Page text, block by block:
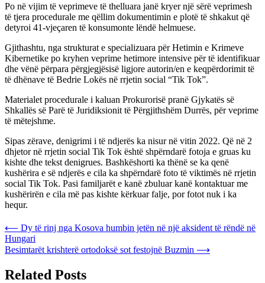
Po në vijim të veprimeve të thelluara janë kryer një sërë veprimesh
të tjera procedurale me qëllim dokumentimin e plotë të shkakut që
detyroi 41-vjeçaren të konsumonte lëndë helmuese.
Gjithashtu, nga strukturat e specializuara për Hetimin e Krimeve
Kibernetike po kryhen veprime hetimore intensive për të identifikuar
dhe vënë përpara përgjegjësisë ligjore autorin/en e keqpërdorimit të
të dhënave të Bedrie Lokës në rrjetin social “Tik Tok”.
Materialet procedurale i kaluan Prokurorisë pranë Gjykatës së
Shkallës së Parë të Juridiksionit të Përgjithshëm Durrës, për veprime
të mëtejshme.
Sipas zërave, denigrimi i të ndjerës ka nisur në vitin 2022. Që në 2
dhjetor në rrjetin social Tik Tok është shpërndarë fotoja e gruas ku
kishte dhe tekst denigrues. Bashkëshorti ka thënë se ka qenë
kushërira e së ndjerës e cila ka shpërndarë foto të viktimës në rrjetin
social Tik Tok. Pasi familjarët e kanë zbuluar kanë kontaktuar me
kushërirën e cila më pas kishte kërkuar falje, por fotot nuk i ka
hequr.
Post
navigation
⟵ Dy të rinj nga Kosova humbin jetën në një aksident të rëndë në
Hungari
Besimtarët krishterë ortodoksë sot festojnë Buzmin ⟶
Related Posts